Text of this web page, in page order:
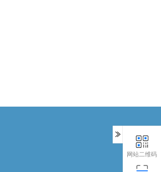
网站二维码